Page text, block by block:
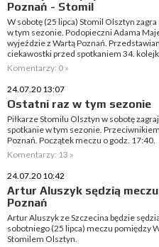
Poznań - Stomil
W sobotę (25 lipca) Stomil Olsztyn
w tym sezonie. Podopieczni Adama
wyjeździe z Wartą Poznań.
ciekawostki przed spotkaniem 34.
Komentarzy: 0 »
24.07.20 13:07
Ostatni raz w tym sezonie
Piłkarze Stomilu Olsztyn w sobotę
spotkanie w tym sezonie.
Poznań. Początek meczu o godz. 17:40.
Komentarzy: 13 »
24.07.20 10:42
Artur Aluszyk sędzią
Poznań
Artur Aluszyk ze Szczecina będzie
sobotniego (25 lipca) meczu pomiędzy
Stomilem Olsztyn.